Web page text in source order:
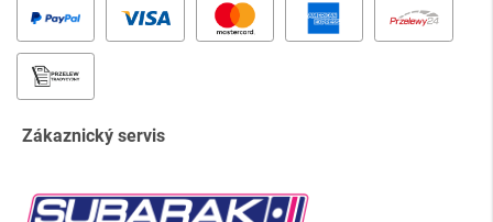
Zákaznický servis